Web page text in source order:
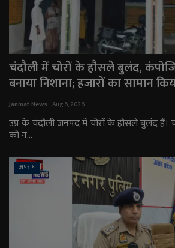
चंदौली में चोरों के हौसले बुलंद,
बनाया निशाना; हजारों का सामान
Janmat News Aug 6, 2026
उप्र के चंदौली जनपद में चोरों के हौसले बुलंद हैं।
को न...
अपराध